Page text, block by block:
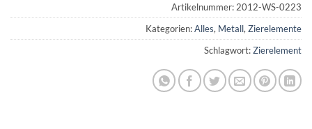
Artikelnummer: 2012-WS-0223
Kategorien:Alles, Metall, Zierelemente
Schlagwort:Zierelement